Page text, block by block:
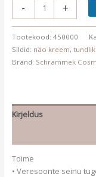
-
Cream
kogus
+
Tootekood: 450000
Sildid: näo kreem,
Bränd: Schrammek
Kirjeldus
Toime
• Veresoonte seinu